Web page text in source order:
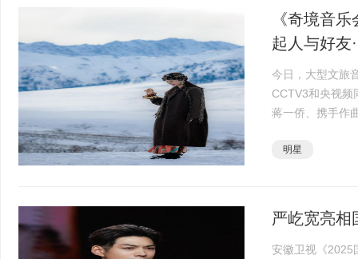
《奇境音
起人与好友
今日，大型文旅
CCTV3和央视频
蒋一侨、携手作
旅。江一燕作为
明星
严屹宽亮相
安徽卫视《2025